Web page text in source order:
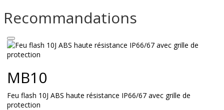
Recommandations
MB10
Feu flash 10J ABS haute résistance IP66/67 avec grille de
protection